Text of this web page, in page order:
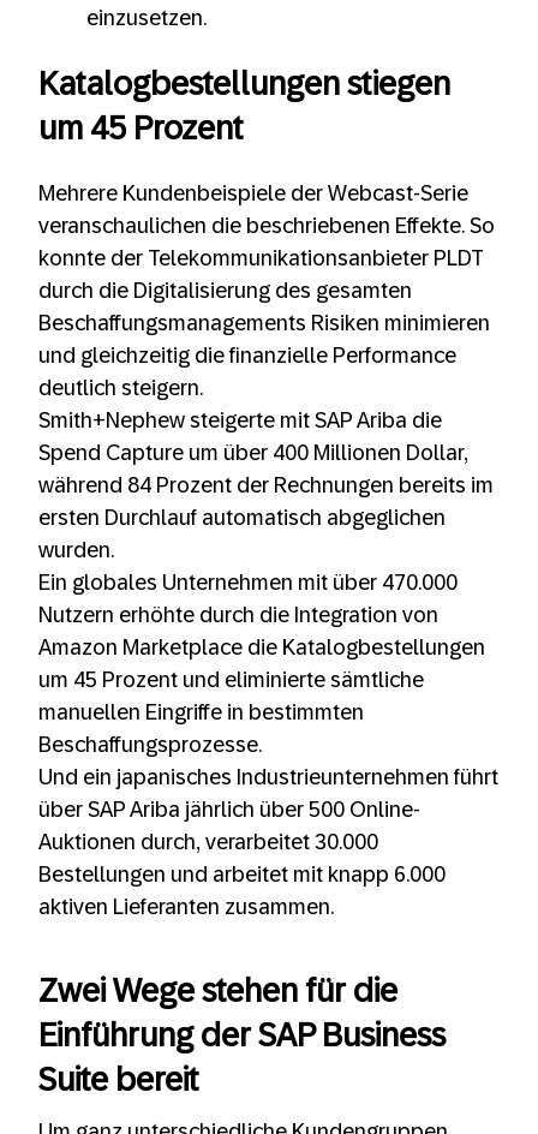
einzusetzen.
Katalogbestellungen stiegen
um 45 Prozent
Mehrere Kundenbeispiele der Webcast-Serie
veranschaulichen die beschriebenen Effekte. So
konnte der Telekommunikationsanbieter PLDT
durch die Digitalisierung des gesamten
Beschaffungsmanagements Risiken minimieren
und gleichzeitig die finanzielle Performance
deutlich steigern.
Smith+Nephew steigerte mit SAP Ariba die
Spend Capture um über 400 Millionen Dollar,
während 84 Prozent der Rechnungen bereits im
ersten Durchlauf automatisch abgeglichen
wurden.
Ein globales Unternehmen mit über 470.000
Nutzern erhöhte durch die Integration von
Amazon Marketplace die Katalogbestellungen
um 45 Prozent und eliminierte sämtliche
manuellen Eingriffe in bestimmten
Beschaffungsprozesse.
Und ein japanisches Industrieunternehmen führt
über SAP Ariba jährlich über 500 Online-
Auktionen durch, verarbeitet 30.000
Bestellungen und arbeitet mit knapp 6.000
aktiven Lieferanten zusammen.
Zwei Wege stehen für die
Einführung der SAP Business
Suite bereit